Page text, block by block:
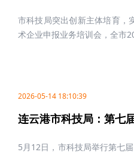
市科技局突出创新主体培育，
术企业申报业务培训会，全市
2026-05-14 18:10:39
连云港市科技局：第七
5月12日，市科技局举行第七